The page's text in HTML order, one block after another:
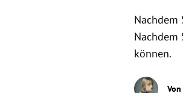
Nachdem
Nachdem
können.
Von